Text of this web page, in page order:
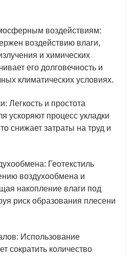
воздействиям:
воздействию влаги,
и химических
его долговечность и
климатических условиях.
Легкость и простота
ускоряют процесс укладки
снижает затраты на труд и
Геотекстиль
воздухообмена и
накопление влаги под
риск образования плесени
Использование
сократить количество